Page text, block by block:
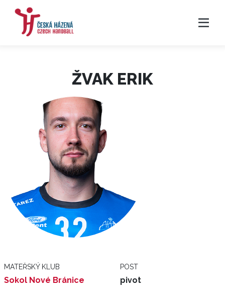
ŽVAK ERIK
MATEŘSKÝ KLUB
Sokol Nové Bránice
POST
pivot